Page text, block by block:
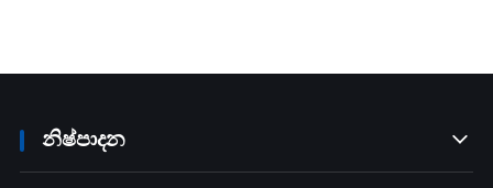
නිෂ්පාදන 